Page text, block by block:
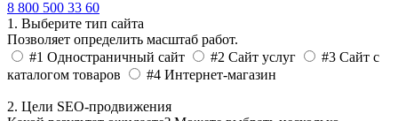
8 800 500 33 60
1. Выберите тип сайта
Позволяет определить масштаб работ.
#1 Одностраничный сайт #2 Сайт услуг #3 Сайт с
каталогом товаров
#4 Интернет-магазин
2. Цели SEO-продвижения